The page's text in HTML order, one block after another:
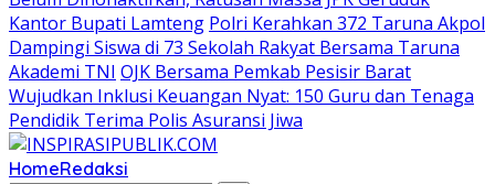
Kantor Bupati Lamteng Polri Kerahkan 372 Taruna Akpol
Dampingi Siswa di 73 Sekolah Rakyat Bersama Taruna
Akademi TNI OJK Bersama Pemkab Pesisir Barat
Wujudkan Inklusi Keuangan Nyat: 150 Guru dan Tenaga
Pendidik Terima Polis Asuransi Jiwa
HomeRedaksi